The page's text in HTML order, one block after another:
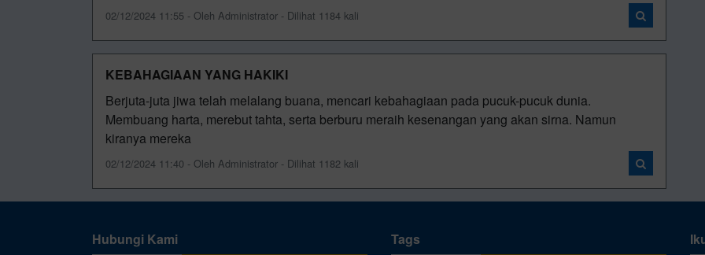
02/12/2024 11:55 - Oleh Administrator - Dilihat 1184 kali
KEBAHAGIAAN YANG HAKIKI
Berjuta-juta jiwa telah melalang buana, mencari kebahagiaan pada pucuk-pucuk dunia.
Membuang harta, merebut tahta, serta berburu meraih kesenangan yang akan sirna. Namun
kiranya mereka
02/12/2024 11:40 - Oleh Administrator - Dilihat 1182 kali
Hubungi Kami Tags